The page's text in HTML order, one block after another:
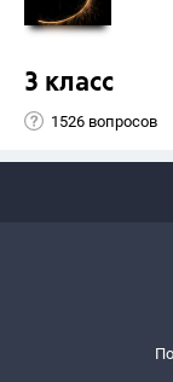
3 класс
1526 вопросов